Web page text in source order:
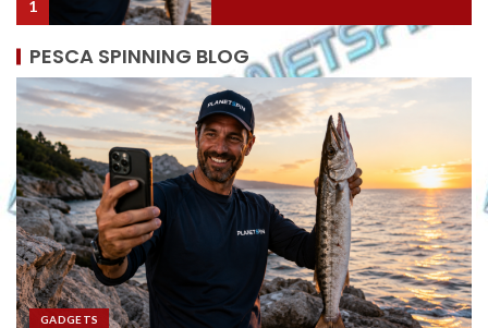
2
Ricciola giapponese nel
Salento: nuova specie aliena nel
Mediterraneo?
4
Eging: come calcolare
correttamente le dimensioni
dell’egi, lo SHAKU e il SUN
PESCA SPINNING BLOG
GADGETS